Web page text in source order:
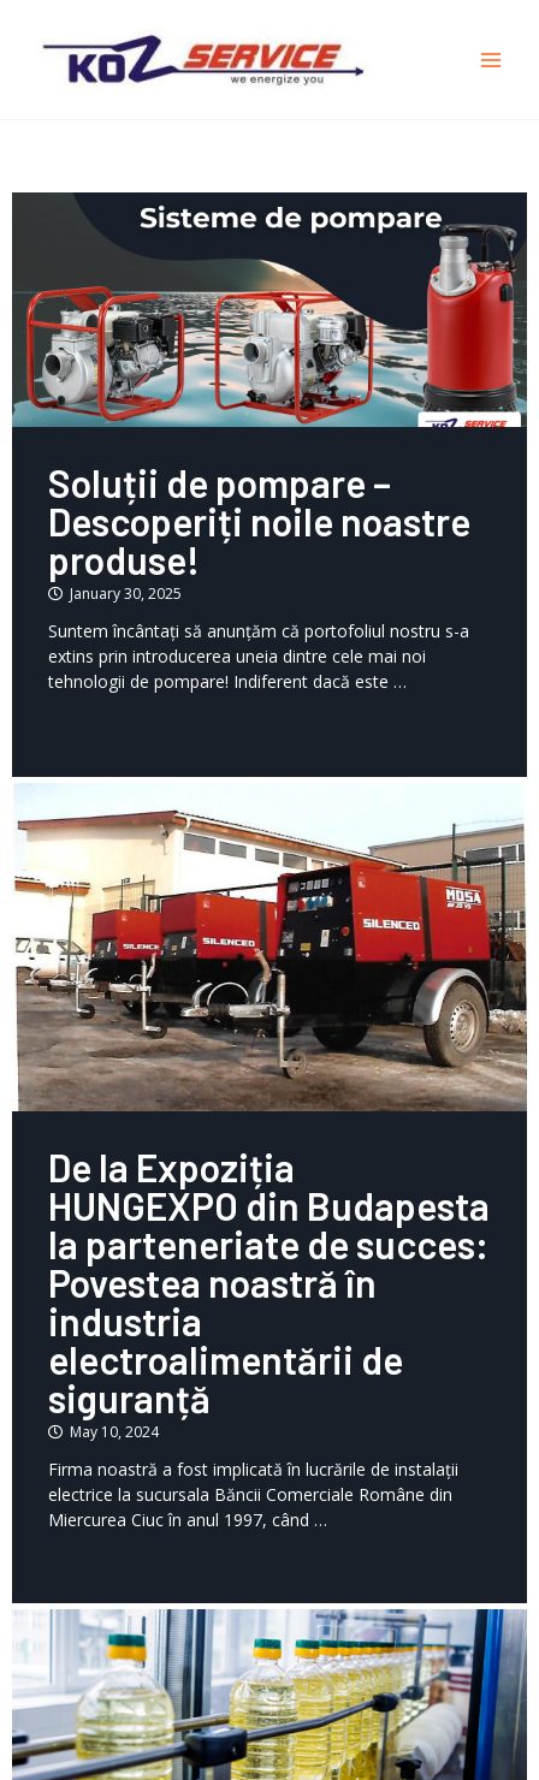
Soluții de pompare –
Descoperiți noile noastre
produse!
January 30, 2025
Suntem încântați să anunțăm că portofoliul nostru s-a
extins prin introducerea uneia dintre cele mai noi
tehnologii de pompare! Indiferent dacă este …
De la Expoziția
HUNGEXPO din Budapesta
la parteneriate de succes:
Povestea noastră în
industria
electroalimentării de
siguranță
May 10, 2024
Firma noastră a fost implicată în lucrările de instalații
electrice la sucursala Băncii Comerciale Române din
Miercurea Ciuc în anul 1997, când …